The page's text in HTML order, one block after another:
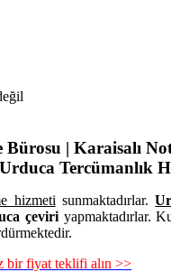
| Karaisalı
Tercümanlık
hizmeti sunmaktadırlar.
çeviriyapmaktadırlar.
bir fiyat teklifi alın >>